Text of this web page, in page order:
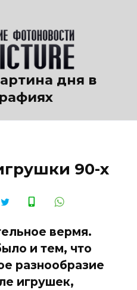
дня в
90-х
вермя.
и тем, что
разнообразие
игрушек,